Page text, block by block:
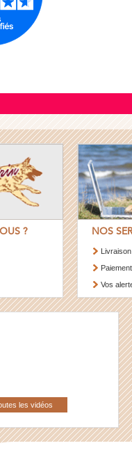
? NOS
Livraison
Paiement
Vos
les vidéos